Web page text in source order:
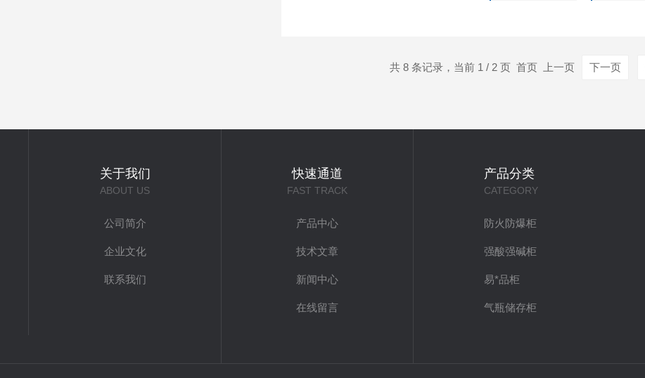
共 8 条记录，当前 1 / 2 页 首页 上一页 下一页
关于我们
ABOUT US
公司简介
企业文化
联系我们
快速通道
FAST TRACK
产品中心
技术文章
新闻中心
在线留言
产品分类
CATEGORY
防火防爆柜
强酸强碱柜
易*品柜
气瓶储存柜